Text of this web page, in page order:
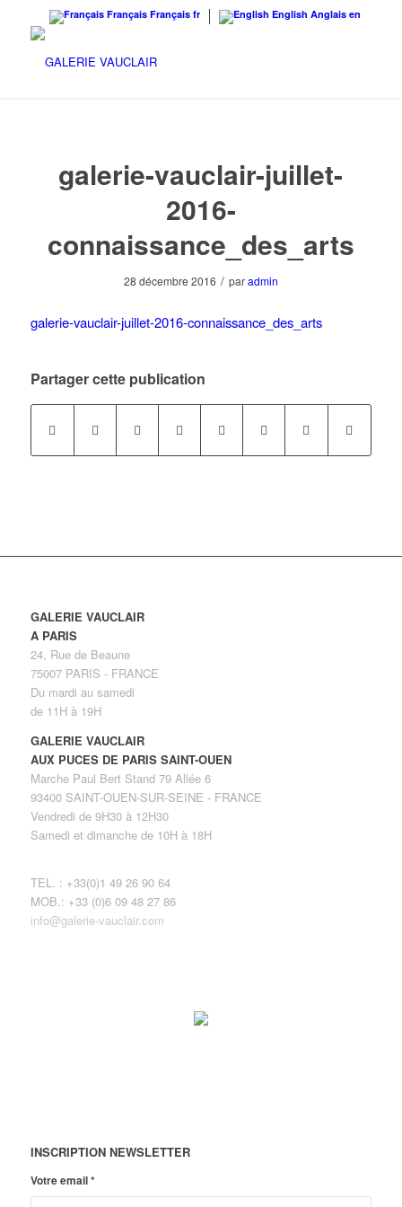
Français Français fr English Anglais en
galerie-vauclair-juillet-
2016-
connaissance_des_arts
28 décembre 2016 / paradmin
galerie-vauclair-juillet-2016-connaissance_des_arts
Partager cette publication
GALERIE VAUCLAIR
A PARIS
24, Rue de Beaune
75007 PARIS - FRANCE
Du mardi au samedi
de 11H à 19H
GALERIE VAUCLAIR
AUX PUCES DE PARIS SAINT-OUEN
Marche Paul Bert Stand 79 Allée 6
93400 SAINT-OUEN-SUR-SEINE - FRANCE
Vendredi de 9H30 à 12H30
Samedi et dimanche de 10H à 18H
TEL. : +33(0)1 49 26 90 64
MOB.: +33 (0)6 09 48 27 86
info@galerie-vauclair.com
INSCRIPTION NEWSLETTER
Votre email*